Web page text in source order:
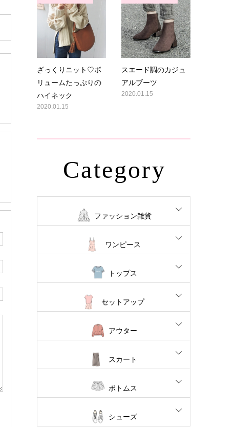
ざっくりニット♡ボ
リュームたっぷりの
ハイネック
2020.01.15
スエード調のカジュ
アルブーツ
2020.01.15
Category
ファッション雑貨
ワンピース
トップス
セットアップ
アウター
スカート
ボトムス
シューズ